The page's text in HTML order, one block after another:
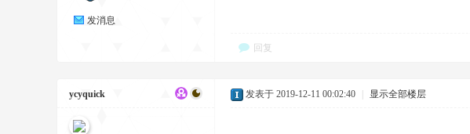
发消息
回复
ycyquick 发表于 2019-12-11 00:02:40 显示全部楼层